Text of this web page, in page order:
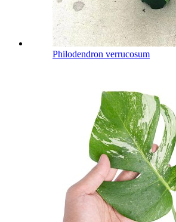
Philodendron verrucosum